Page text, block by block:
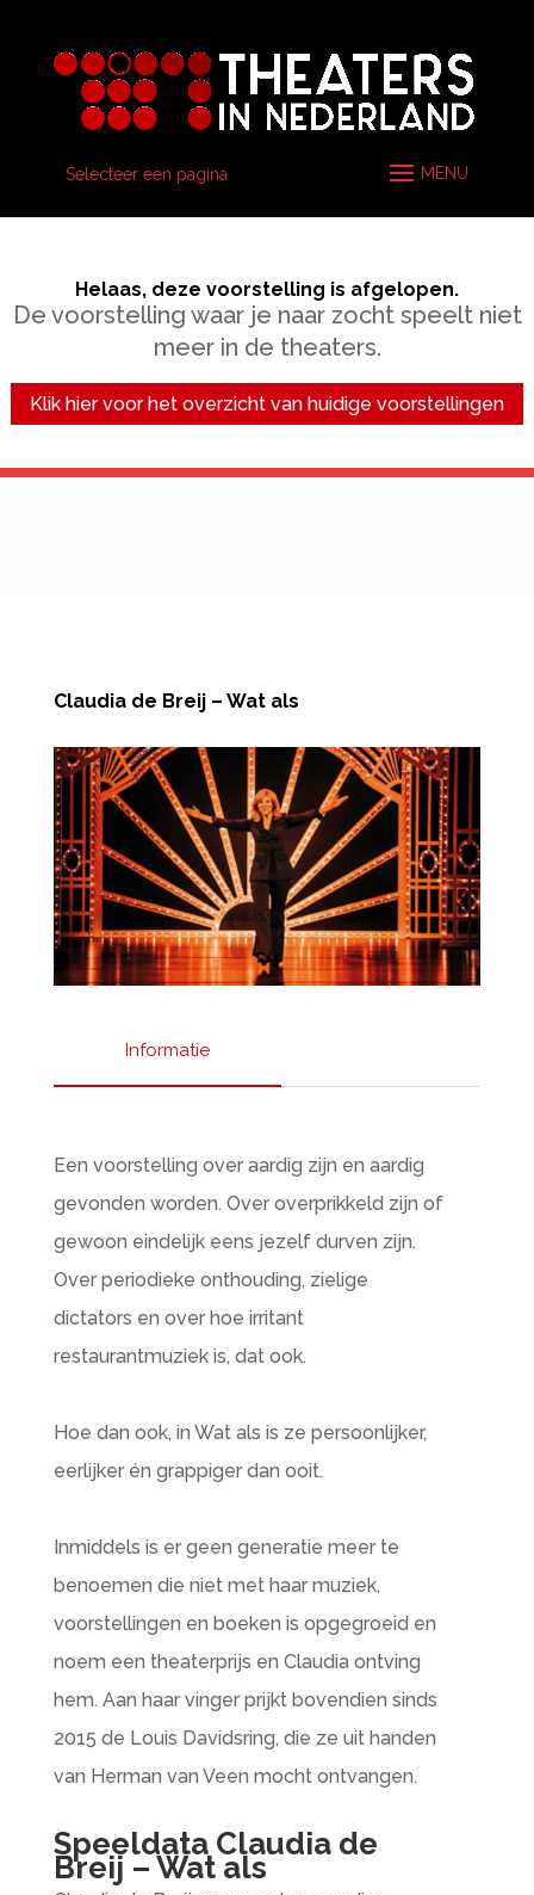
Selecteer een pagina
Helaas, deze voorstelling is afgelopen.
De voorstelling waar je naar zocht speelt niet
meer in de theaters.
Klik hier voor het overzicht van huidige voorstellingen
Claudia de Breij – Wat als
Informatie
Een voorstelling over aardig zijn en aardig
gevonden worden. Over overprikkeld zijn of
gewoon eindelijk eens jezelf durven zijn.
Over periodieke onthouding, zielige
dictators en over hoe irritant
restaurantmuziek is, dat ook.
Hoe dan ook, in Wat als is ze persoonlijker,
eerlijker én grappiger dan ooit.
Inmiddels is er geen generatie meer te
benoemen die niet met haar muziek,
voorstellingen en boeken is opgegroeid en
noem een theaterprijs en Claudia ontving
hem. Aan haar vinger prijkt bovendien sinds
2015 de Louis Davidsring, die ze uit handen
van Herman van Veen mocht ontvangen.
Speeldata Claudia de
Breij – Wat als